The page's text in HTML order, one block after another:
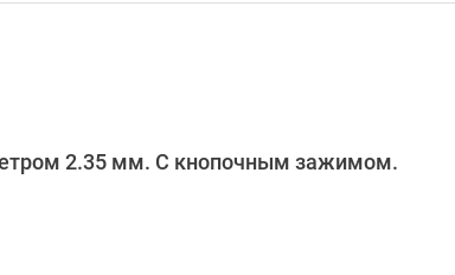
2.35 мм. С кнопочным зажимом.